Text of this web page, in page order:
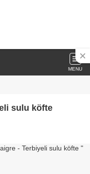
MENU
sulu köfte